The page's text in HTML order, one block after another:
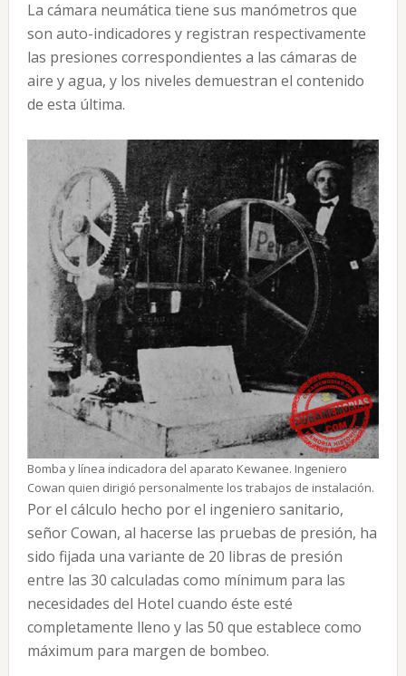
La cámara neumática tiene sus manómetros que
son auto-indicadores y registran respectivamente
las presiones correspondientes a las cámaras de
aire y agua, y los niveles demuestran el contenido
de esta última.
Bomba y línea indicadora del aparato Kewanee. Ingeniero
Cowan quien dirigió personalmente los trabajos de instalación.
Por el cálculo hecho por el ingeniero sanitario,
señor Cowan, al hacerse las pruebas de presión, ha
sido fijada una variante de 20 libras de presión
entre las 30 calculadas como mínimum para las
necesidades del Hotel cuando éste esté
completamente lleno y las 50 que establece como
máximum para margen de bombeo.